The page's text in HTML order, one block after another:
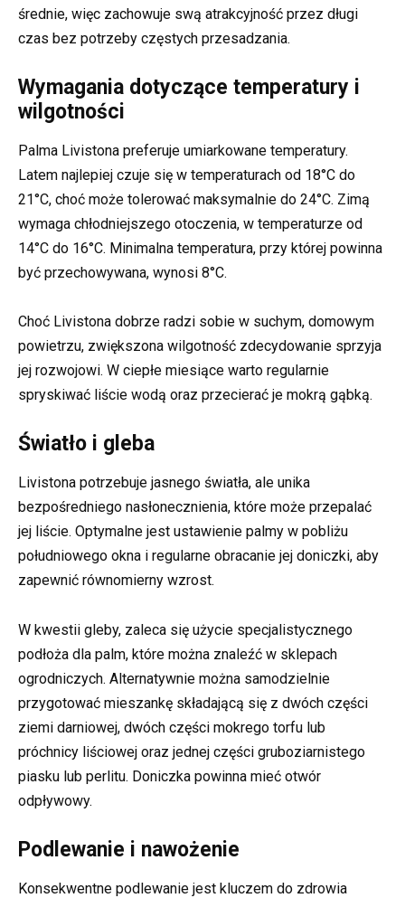
średnie, więc zachowuje swą atrakcyjność przez długi
czas bez potrzeby częstych przesadzania.
Wymagania dotyczące temperatury i
wilgotności
Palma Livistona preferuje umiarkowane temperatury.
Latem najlepiej czuje się w temperaturach od 18°C do
21°C, choć może tolerować maksymalnie do 24°C. Zimą
wymaga chłodniejszego otoczenia, w temperaturze od
14°C do 16°C. Minimalna temperatura, przy której powinna
być przechowywana, wynosi 8°C.
Choć Livistona dobrze radzi sobie w suchym, domowym
powietrzu, zwiększona wilgotność zdecydowanie sprzyja
jej rozwojowi. W ciepłe miesiące warto regularnie
spryskiwać liście wodą oraz przecierać je mokrą gąbką.
Światło i gleba
Livistona potrzebuje jasnego światła, ale unika
bezpośredniego nasłonecznienia, które może przepalać
jej liście. Optymalne jest ustawienie palmy w pobliżu
południowego okna i regularne obracanie jej doniczki, aby
zapewnić równomierny wzrost.
W kwestii gleby, zaleca się użycie specjalistycznego
podłoża dla palm, które można znaleźć w sklepach
ogrodniczych. Alternatywnie można samodzielnie
przygotować mieszankę składającą się z dwóch części
ziemi darniowej, dwóch części mokrego torfu lub
próchnicy liściowej oraz jednej części gruboziarnistego
piasku lub perlitu. Doniczka powinna mieć otwór
odpływowy.
Podlewanie i nawożenie
Konsekwentne podlewanie jest kluczem do zdrowia